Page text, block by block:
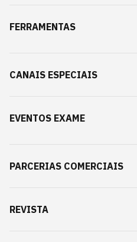
FERRAMENTAS
CANAIS ESPECIAIS
EVENTOS EXAME
PARCERIAS COMERCIAIS
REVISTA